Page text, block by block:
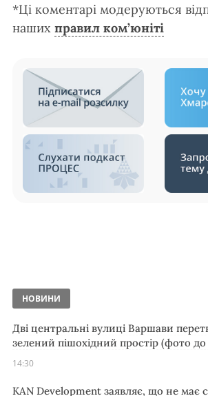
*Ці коментарі модеруються
наших правил ком’юніті
НОВИНИ
Дві центральні вулиці Варшави
зелений пішохідний простір (фото до
14:30
KAN Development заявляє, що не має